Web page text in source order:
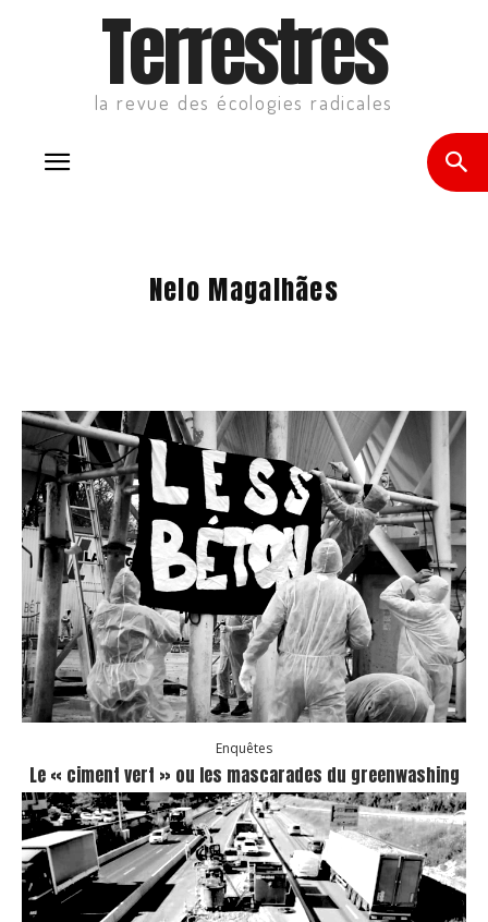
Terrestres
la revue des écologies radicales
Nelo Magalhães
Enquêtes
Le « ciment vert » ou les mascarades du greenwashing